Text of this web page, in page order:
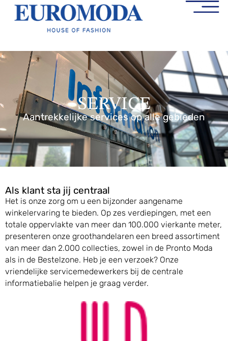
SERVICE
Aantrekkelijke services op alle gebieden
Als klant sta jij centraal
Het is onze zorg om u een bijzonder aangename
winkelervaring te bieden. Op zes verdiepingen, met een
totale oppervlakte van meer dan 100.000 vierkante meter,
presenteren onze groothandelaren een breed assortiment
van meer dan 2.000 collecties, zowel in de Pronto Moda
als in de Bestelzone. Heb je een verzoek? Onze
vriendelijke servicemedewerkers bij de centrale
informatiebalie helpen je graag verder.